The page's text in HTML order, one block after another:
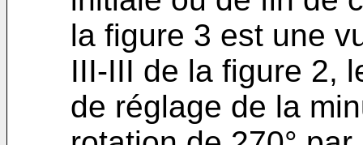
la figure 3 est une
III-III de la figure 2,
de réglage de la